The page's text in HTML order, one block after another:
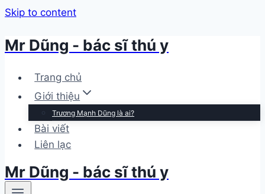
Skip to content
Mr Dũng - bác sĩ thú y
Trang chủ
Giới thiệu
Trương Mạnh Dũng là ai?
Bài viết
Liên lạc
Mr Dũng - bác sĩ thú y